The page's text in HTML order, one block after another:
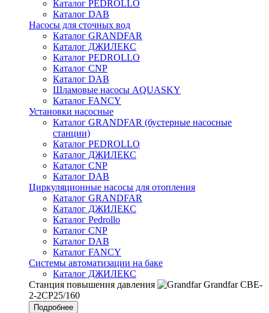
Каталог PEDROLLO
Каталог DAB
Насосы для сточных вод
Каталог GRANDFAR
Каталог ДЖИЛЕКС
Каталог PEDROLLO
Каталог CNP
Каталог DAB
Шламовые насосы AQUASKY
Каталог FANCY
Установки насосные
Каталог GRANDFAR (бустерные насосные
станции)
Каталог PEDROLLO
Каталог ДЖИЛЕКС
Каталог CNP
Каталог DAB
Циркуляционные насосы для отопления
Каталог GRANDFAR
Каталог ДЖИЛЕКС
Каталог Pedrollo
Каталог CNP
Каталог DAB
Каталог FANCY
Системы автоматизации на баке
Каталог ДЖИЛЕКС
Станция повышения давления
Grandfar CBE-
2-2CP25/160
Подробнее